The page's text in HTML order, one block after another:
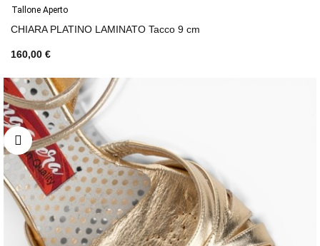
Tallone Aperto
CHIARA PLATINO LAMINATO Tacco 9 cm
160,00 €